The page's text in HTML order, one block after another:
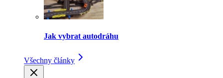
Jak vybrat autodráhu
Všechny články